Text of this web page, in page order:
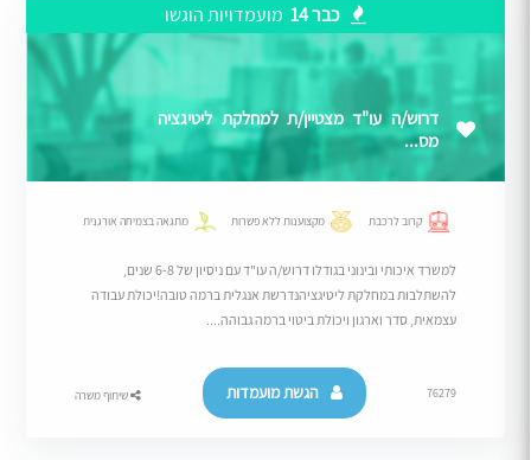
כבר 14 מועמדויות הוגשו
דרוש/ה עו"ד מצטיין/ת למחלקת ליטיגציה
מס...
קרוב לרכבת מקצוענות ללא פשרות מתגאה בצמיחה אורגנית
למשרד איכותי ובינוני בגודלו דרוש/ה עו"ד עם ניסיון של 6-8 שנים,
להשתלבות במחלקת ליטיגציהנדרשת אנגלית ברמה טובה!יכולת עבודה
עצמאית, סדר וארגון ויכולת ביטוי ברמה גבוהה....
76279 הגשת מועמדות שיתוף משרה